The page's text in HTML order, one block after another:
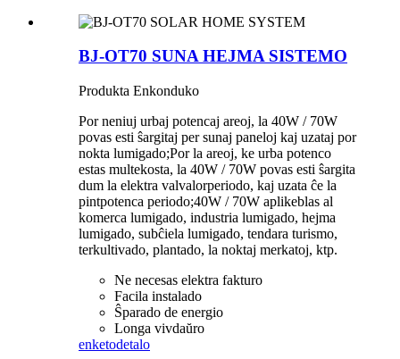
BJ-OT70 SUNA HEJMA SISTEMO
Produkta Enkonduko
Por neniuj urbaj potencaj areoj, la 40W / 70W
povas esti ŝargitaj per sunaj paneloj kaj uzataj por
nokta lumigado;Por la areoj, ke urba potenco
estas multekosta, la 40W / 70W povas esti ŝargita
dum la elektra valvalorperiodo, kaj uzata ĉe la
pintpotenca periodo;40W / 70W aplikeblas al
komerca lumigado, industria lumigado, hejma
lumigado, subĉiela lumigado, tendara turismo,
terkultivado, plantado, la noktaj merkatoj, ktp.
Ne necesas elektra fakturo
Facila instalado
Ŝparado de energio
Longa vivdaŭro
enketodetalo